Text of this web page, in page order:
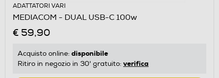
ADATTATORI VARI
MEDIACOM - DUAL USB-C 100w
€ 59,90
Acquisto online: disponibile
Ritiro in negozio in 30' gratuito: verifica